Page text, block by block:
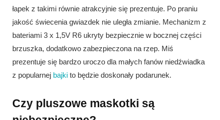
łapek z takimi równie atrakcyjnie się prezentuje. Po praniu
jakość świecenia gwiazdek nie uległa zmianie. Mechanizm z
bateriami 3 x 1,5V R6 ukryty bezpiecznie w bocznej części
brzuszka, dodatkowo zabezpieczona na rzep. Miś
prezentuje się bardzo uroczo dla małych fanów niedźwiadka
z popularnej bajki to będzie doskonały podarunek.
Czy pluszowe maskotki są